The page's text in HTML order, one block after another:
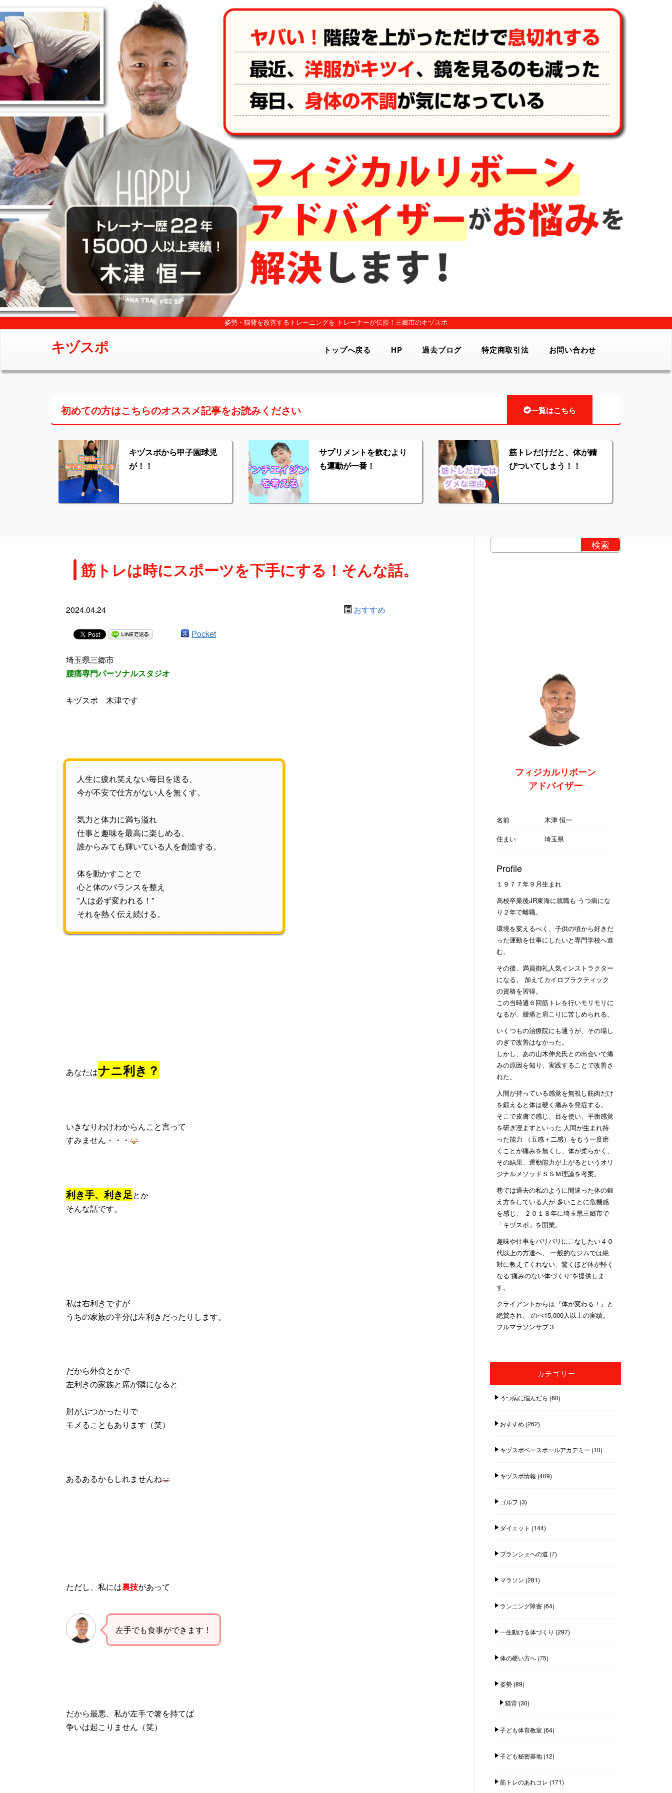
姿勢・猫背を改善するトレーニングを トレーナーが伝授！三郷市のキヅスポ
キヅスポ トップへ戻る HP 過去ブログ 特定商取引法 お問い合わせ
初めての方はこちらのオススメ記事をお読みください 一覧はこちら
キヅスポから甲子園球児
が！！
サプリメントを飲むより
も運動が一番！
筋トレだけだと、体が錆
びついてしまう！！
筋トレは時にスポーツを下手にする！そんな話。
2024.04.24 おすすめ
Pocket
埼玉県三郷市
腰痛専門パーソナルスタジオ
キヅスポ 木津です
人生に疲れ笑えない毎日を送る、
今が不安で仕方がない人を無くす。
気力と体力に満ち溢れ
仕事と趣味を最高に楽しめる、
誰からみても輝いている人を創造する。
体を動かすことで
心と体のバランスを整え
”人は必ず変われる！”
それを熱く伝え続ける。
あなたはナニ利き？
いきなりわけわからんこと言って
すみません・・・
利き手、利き足とか
そんな話です。
私は右利きですが
うちの家族の半分は左利きだったりします。
だから外食とかで
左利きの家族と席が隣になると
肘がぶつかったりで
モメることもあります（笑）
あるあるかもしれませんね
ただし、私には裏技があって
左手でも食事ができます！
だから最悪、私が左手で箸を持てば
争いは起こりません（笑）
フィジカルリボーン
アドバイザー
名前
木津 恒一
住まい
埼玉県
Profile
１９７７年９月生まれ
高校卒業後JR東海に就職も うつ病にな
り２年で離職。
環境を変えるべく、子供の頃から好きだ
った運動を仕事にしたいと専門学校へ進
む。
その後、満員御礼人気インストラクター
になる。 加えてカイロプラクティック
の資格を習得。
この当時週６回筋トレを行いモリモリに
なるが、腰痛と肩こりに苦しめられる。
いくつもの治療院にも通うが、その場し
のぎで改善はなかった。
しかし、あの山木伸允氏との出会いで痛
みの原因を知り、実践することで改善さ
れた。
人間が持っている感覚を無視し筋肉だけ
を鍛えると体は硬く痛みを発症する。
そこで皮膚で感じ、目を使い、平衡感覚
を研ぎ澄ますといった 人間が生まれ持
った能力 （五感＋二感）をもう一度磨
くことが痛みを無くし、体が柔らかく、
その結果、運動能力が上がるというオリ
ジナルメソッドＳＳＭ理論を考案。
巷では過去の私のように間違った体の鍛
え方をしている人が 多いことに危機感
を感じ、 ２０１８年に埼玉県三郷市で
「キヅスポ」を開業。
趣味や仕事をバリバリにこなしたい４０
代以上の方達へ、 一般的なジムでは絶
対に教えてくれない、驚くほど体が軽く
なる”痛みのない体づくり”を提供しま
す。
クライアントからは『体が変わる！』と
絶賛され、 のべ15,000人以上の実績。
フルマラソンサブ３
カテゴリー
うつ病に悩んだら (60)
おすすめ (262)
キヅスポベースボールアカデミー (10)
キヅスポ情報 (409)
ゴルフ (3)
ダイエット (144)
プランシェへの道 (7)
マラソン (281)
ランニング障害(64)
一生動ける体づくり (297)
体の硬い方へ(75)
姿勢(89)
猫背(30)
子ども体育教室(64)
子ども秘密基地(12)
筋トレのあれコレ (171)